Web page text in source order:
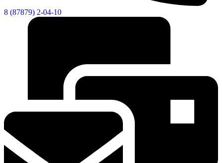
8 (87879) 2-04-10